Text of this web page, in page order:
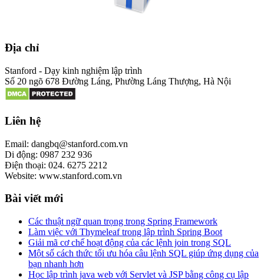
Địa chỉ
Stanford - Dạy kinh nghiệm lập trình
Số 20 ngõ 678 Đường Láng, Phường Láng Thượng, Hà Nội
Liên hệ
Email: dangbq@stanford.com.vn
Di động: 0987 232 936
Điện thoại: 024. 6275 2212
Website: www.stanford.com.vn
Bài viết mới
Các thuật ngữ quan trọng trong Spring Framework
Làm việc với Thymeleaf trong lập trình Spring Boot
Giải mã cơ chế hoạt động của các lệnh join trong SQL
Một số cách thức tối ưu hóa câu lệnh SQL giúp ứng dụng của
bạn nhanh hơn
Học lập trình java web với Servlet và JSP bằng công cụ lập